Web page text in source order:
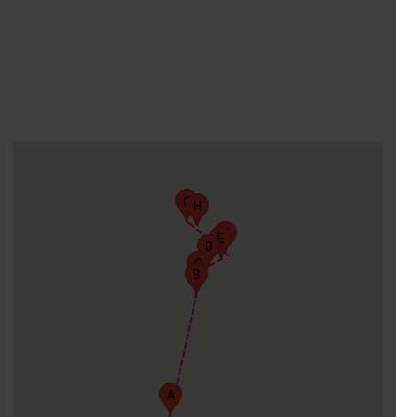
A
B
C
D
EF
G H